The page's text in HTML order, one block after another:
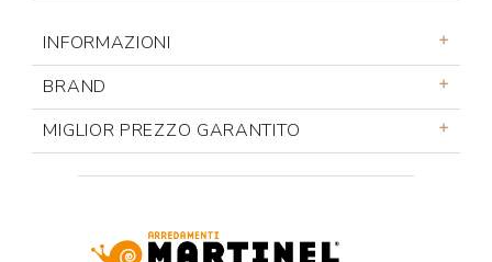
INFORMAZIONI
BRAND
MIGLIOR PREZZO GARANTITO